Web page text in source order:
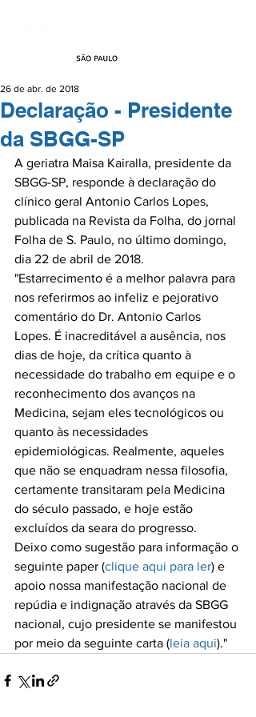
Declaração - Presidente
da SBGG-SP
26 de abr. de 2018
A geriatra Maisa Kairalla, presidente da
SBGG-SP, responde à declaração do
clínico geral Antonio Carlos Lopes,
publicada na Revista da Folha, do jornal
Folha de S. Paulo, no último domingo,
dia 22 de abril de 2018.
"Estarrecimento é a melhor palavra para
nos referirmos ao infeliz e pejorativo
comentário do Dr. Antonio Carlos
Lopes. É inacreditável a ausência, nos
dias de hoje, da crítica quanto à
necessidade do trabalho em equipe e o
reconhecimento dos avanços na
Medicina, sejam eles tecnológicos ou
quanto às necessidades
epidemiológicas. Realmente, aqueles
que não se enquadram nessa filosofia,
certamente transitaram pela Medicina
do século passado, e hoje estão
excluídos da seara do progresso.
Deixo como sugestão para informação o
seguinte paper (clique aqui para ler) e
apoio nossa manifestação nacional de
repúdia e indignação através da SBGG
nacional, cujo presidente se manifestou
por meio da seguinte carta (leia aqui)."